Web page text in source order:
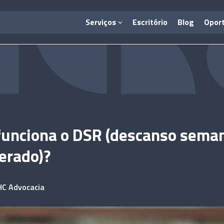
Serviços Escritório Blog
o DSR (descanso
Advocacia